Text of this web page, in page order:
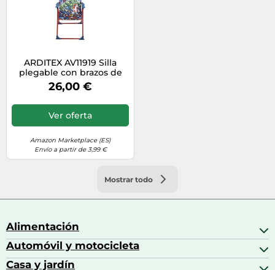
ARDITEX AV11919 Silla
plegable con brazos de
38x32x53cm de MARVEL-
Vengadores
26,00 €
Ver oferta
Amazon Marketplace (ES)
Envío a partir de 3,99 €
Mostrar todo
Alimentación
Bebidas
Bebidas espirituosas
Automóvil y motocicleta
Accesorios para coche
Casa y jardín